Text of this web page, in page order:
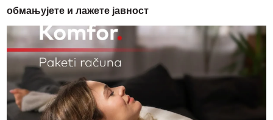
обмањујете и лажете јавност